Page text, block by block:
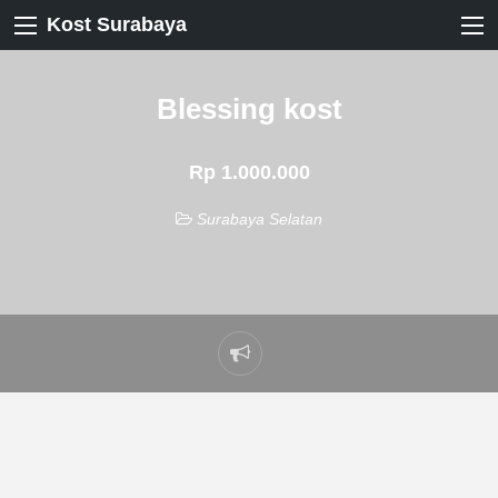
Kost Surabaya
Blessing kost
Rp 1.000.000
Surabaya Selatan
Laporkan
masalah